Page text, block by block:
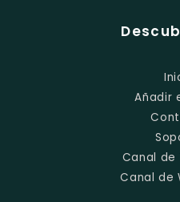
Añadir
Canal de
Canal de